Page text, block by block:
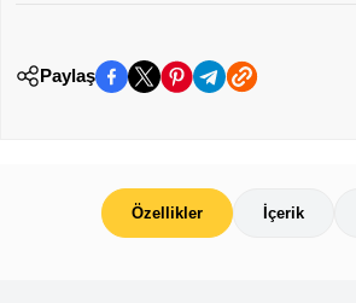
Paylaş
Özellikler İçerik